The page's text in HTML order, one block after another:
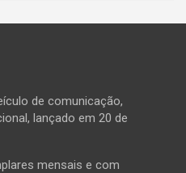
de comunicação,
lançado em 20 de
mensais e com